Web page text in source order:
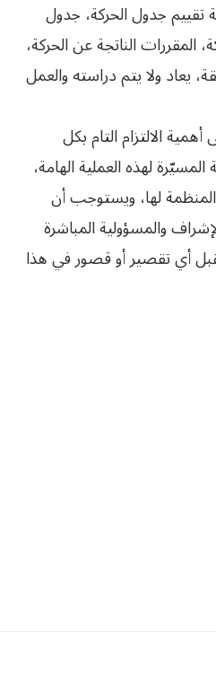
تقييم جدول الحركة، جدول
المقررات الناتجة عن الحركة،
ولا يتم دراسته والعمل
الالتزام التام بكل
لهذه العملية الهامة،
لها، ويستوجب أن
والمسؤولية المباشرة
أي تقصير أو قصور في هذا